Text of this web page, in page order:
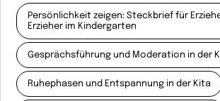
Persönlichkeit zeigen: Steckbrief für
Erzieher im Kindergarten
Gesprächsführung und Moderation in der
Ruhephasen und Entspannung in der Kita